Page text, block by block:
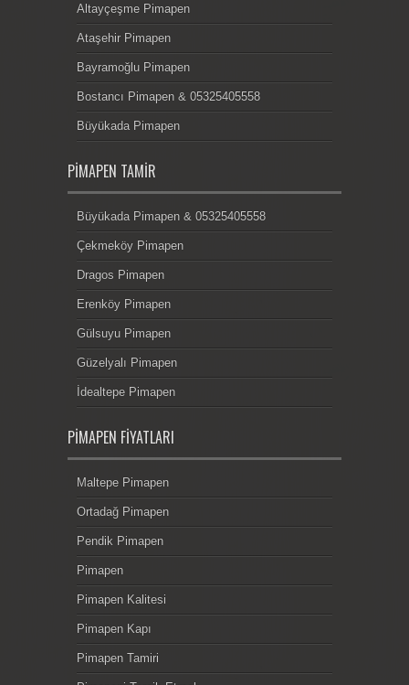
Altayçeşme Pimapen
Ataşehir Pimapen
Bayramoğlu Pimapen
Bostancı Pimapen & 05325405558
Büyükada Pimapen
PIMAPEN TAMIR
Büyükada Pimapen & 05325405558
Çekmeköy Pimapen
Dragos Pimapen
Erenköy Pimapen
Gülsuyu Pimapen
Güzelyalı Pimapen
İdealtepe Pimapen
PIMAPEN FIYATLARI
Maltepe Pimapen
Ortadağ Pimapen
Pendik Pimapen
Pimapen
Pimapen Kalitesi
Pimapen Kapı
Pimapen Tamiri